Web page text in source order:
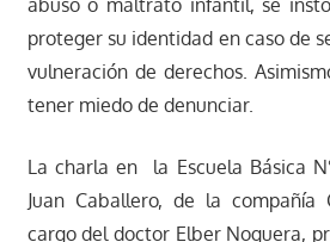
proteger su identidad en caso de
vulneración de derechos.
tener miedo de denunciar.
La charla en la Escuela Básica
Juan Caballero, de la compañía
cargo del doctor Elber Noguera,